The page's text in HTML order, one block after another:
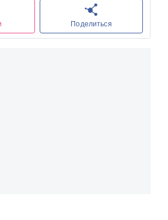
Поделиться